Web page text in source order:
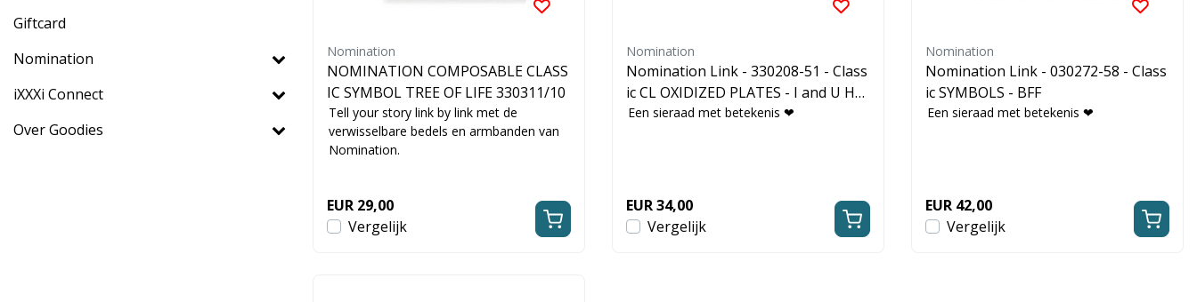
Giftcard
Nomination
iXXXi Connect
Over Goodies
Nomination
NOMINATION COMPOSABLE CLASS
IC SYMBOL TREE OF LIFE 330311/10
Tell your story link by link met de
verwisselbare bedels en armbanden van
Nomination.
EUR 29,00
Vergelijk
Nomination
Nomination Link - 330208-51 - Class
ic CL OXIDIZED PLATES - I and U He
art
Een sieraad met betekenis ❤
EUR 34,00
Vergelijk
Nomination
Nomination Link - 030272-58 - Class
ic SYMBOLS - BFF
Een sieraad met betekenis ❤
EUR 42,00
Vergelijk